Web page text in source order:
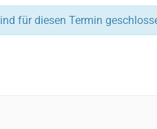
für diesen Termin